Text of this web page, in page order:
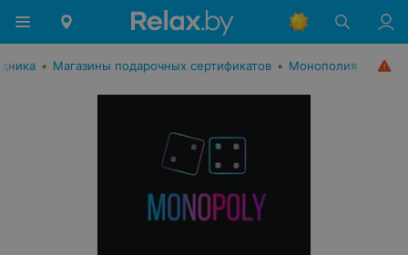
• Магазины подарочных сертификатов • Монополия